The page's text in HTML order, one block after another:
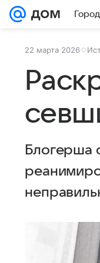
Город
22 марта 2026
Блогерша